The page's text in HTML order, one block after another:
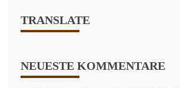
TRANSLATE
NEUESTE KOMMENTARE